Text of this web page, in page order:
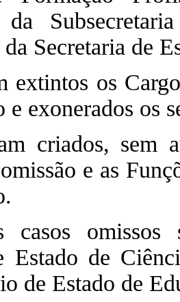
da
Secretaria de
extintos os
e exonerados os
criados, sem
e as
omissos
Estado de
de Estado de